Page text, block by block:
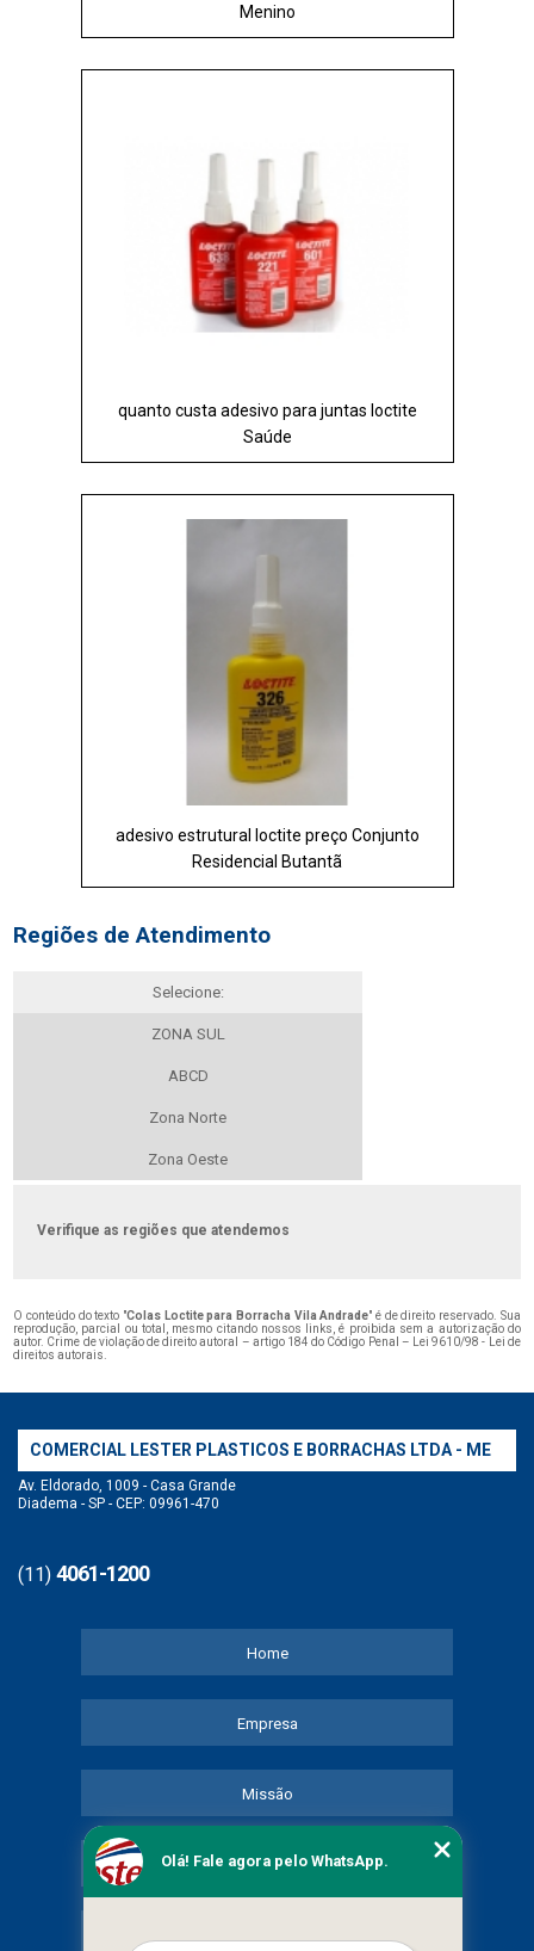
Menino
quanto custa adesivo para juntas loctite
Saúde
adesivo estrutural loctite preço Conjunto
Residencial Butantã
Regiões de Atendimento
Selecione:
ZONA SUL
ABCD
Zona Norte
Zona Oeste
Verifique as regiões que atendemos
O conteúdo do texto "Colas Loctite para Borracha Vila Andrade" é de direito reservado. Sua
reprodução, parcial ou total, mesmo citando nossos links, é proibida sem a autorização do
autor. Crime de violação de direito autoral – artigo 184 do Código Penal – Lei 9610/98 - Lei de
direitos autorais.
COMERCIAL LESTER PLASTICOS E BORRACHAS LTDA - ME
Av. Eldorado, 1009 - Casa Grande
Diadema - SP - CEP: 09961-470
(11) 4061-1200
Home
Empresa
Missão
Serviços
Olá! Fale agora pelo WhatsApp.